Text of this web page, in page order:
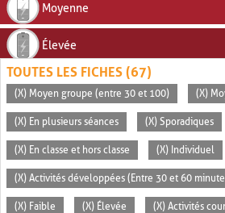
Moyenne
Élevée
TOUTES LES FICHES (67)
(X) Moyen groupe (entre 30 et 100) (X)
(X) En plusieurs séances (X) Sporadiques
(X) En classe et hors classe (X) Individuel
(X) Activités développées (Entre 30 et 60
(X) Faible (X) Élevée (X) Activités